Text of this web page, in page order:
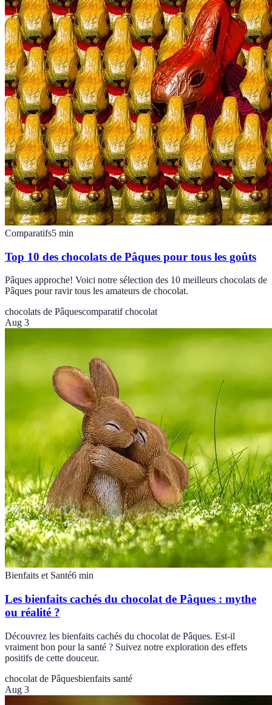
Comparatifs5 min
Top 10 des chocolats de Pâques pour tous les goûts
Pâques approche! Voici notre sélection des 10 meilleurs chocolats de
Pâques pour ravir tous les amateurs de chocolat.
chocolats de Pâquescomparatif chocolat
Aug 3
Bienfaits et Santé6 min
Les bienfaits cachés du chocolat de Pâques : mythe
ou réalité ?
Découvrez les bienfaits cachés du chocolat de Pâques. Est-il
vraiment bon pour la santé ? Suivez notre exploration des effets
positifs de cette douceur.
chocolat de Pâquesbienfaits santé
Aug 3